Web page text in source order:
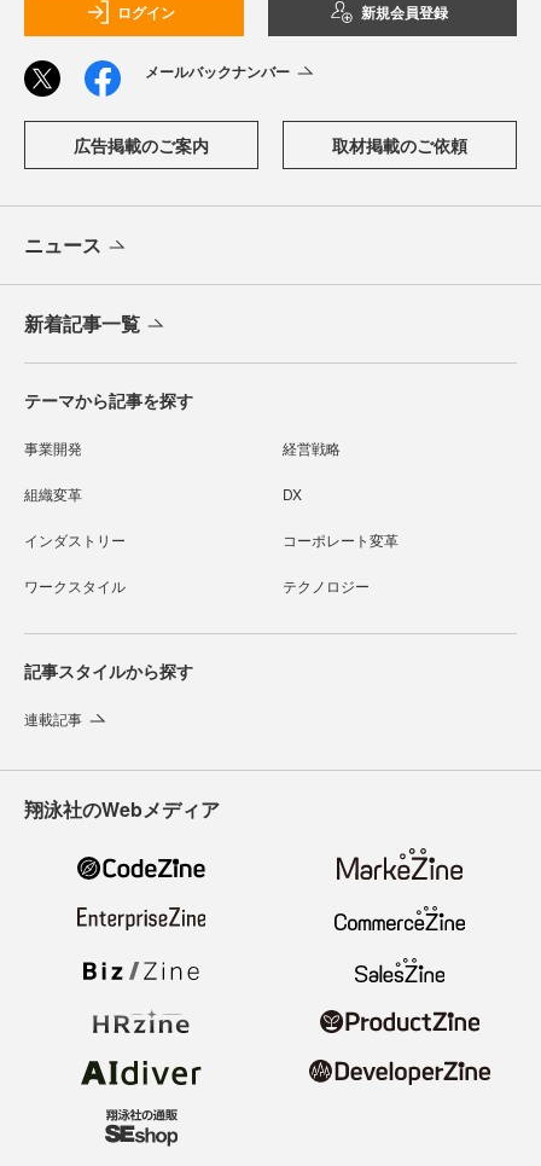
ログイン 新規会員登録
メールバックナンバー
広告掲載のご案内 取材掲載のご依頼
ニュース
新着記事一覧
テーマから記事を探す
事業開発 経営戦略
組織変革 DX
インダストリー コーポレート変革
ワークスタイル テクノロジー
記事スタイルから探す
連載記事
翔泳社のWebメディア